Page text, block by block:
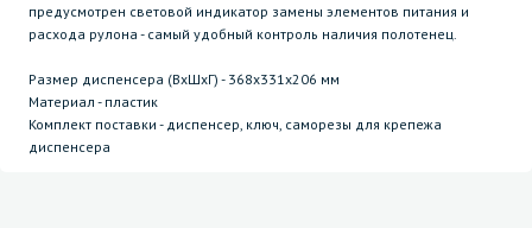
предусмотрен световой индикатор замены элементов питания и
расхода рулона - самый удобный контроль наличия полотенец.
Размер диспенсера (ВхШхГ) - 368х331х206 мм
Материал - пластик
Комплект поставки - диспенсер, ключ, саморезы для крепежа
диспенсера